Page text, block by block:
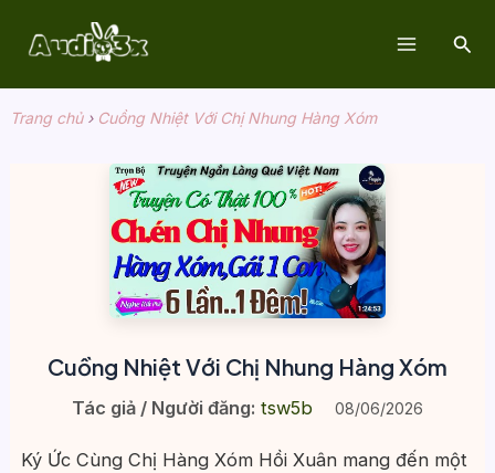
Tìm
Trang chủ› Cuồng Nhiệt Với Chị Nhung Hàng Xóm
Cuồng Nhiệt Với Chị Nhung Hàng Xóm
Tác giả / Người đăng: tsw5b 08/06/2026
Ký Ức Cùng Chị Hàng Xóm Hồi Xuân mang đến một